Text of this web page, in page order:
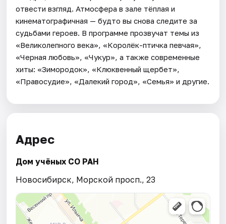
отвести взгляд. Атмосфера в зале тёплая и
кинематографичная — будто вы снова следите за
судьбами героев. В программе прозвучат темы из
«Великолепного века», «Королёк-птичка певчая»,
«Черная любовь», «Чукур», а также современные
хиты: «Зимородок», «Клюквенный щербет»,
«Правосудие», «Далекий город», «Семья» и другие.
Адрес
Дом учёных СО РАН
Новосибирск, Морской просп., 23